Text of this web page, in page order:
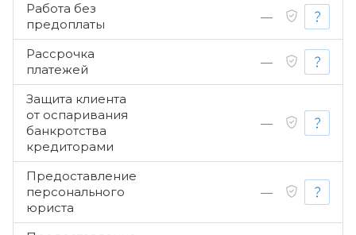
Работа без
предоплаты
—
Рассрочка
платежей
—
Защита клиента
от оспаривания
банкротства
кредиторами
—
Предоставление
персонального
юриста
—